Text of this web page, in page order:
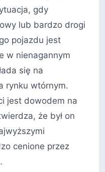
gdy
lub bardzo drogi
pojazdu jest
w nienagannym
się na
rynku wtórnym.
jest dowodem na
że był on
cenione przez